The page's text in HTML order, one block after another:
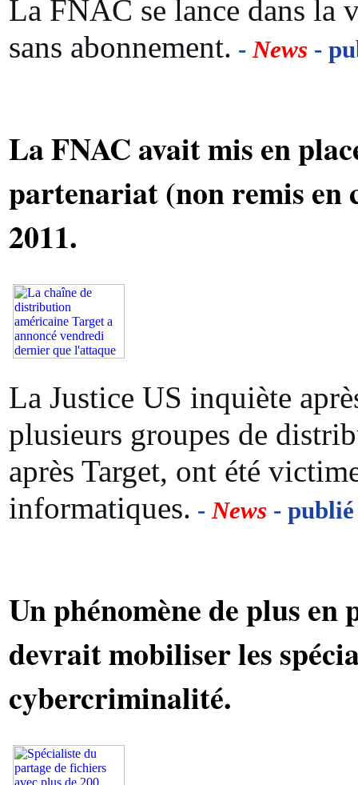
La FNAC se lance dans la
sans abonnement. - News -
La FNAC avait mis en
partenariat (non remis en
2011.
La Justice US inquiète
plusieurs groupes de
après Target, ont été
informatiques. - News -
Un phénomène de plus
devrait mobiliser les
cybercriminalité.